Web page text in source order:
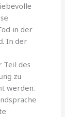
in der
In der
Teil des
zu
werden.